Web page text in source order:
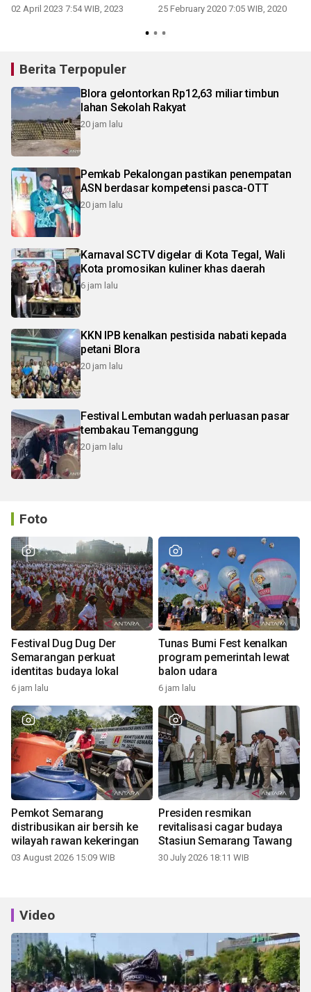
02 April 2023 7:54 WIB, 2023 25 February 2020 7:05 WIB, 2020
Berita Terpopuler
Blora gelontorkan Rp12,63 miliar timbun
lahan Sekolah Rakyat
20 jam lalu
Pemkab Pekalongan pastikan penempatan
ASN berdasar kompetensi pasca-OTT
20 jam lalu
Karnaval SCTV digelar di Kota Tegal, Wali
Kota promosikan kuliner khas daerah
6 jam lalu
KKN IPB kenalkan pestisida nabati kepada
petani Blora
20 jam lalu
Festival Lembutan wadah perluasan pasar
tembakau Temanggung
20 jam lalu
Foto
Festival Dug Dug Der
Semarangan perkuat
identitas budaya lokal
6 jam lalu
Tunas Bumi Fest kenalkan
program pemerintah lewat
balon udara
6 jam lalu
Pemkot Semarang
distribusikan air bersih ke
wilayah rawan kekeringan
03 August 2026 15:09 WIB
Presiden resmikan
revitalisasi cagar budaya
Stasiun Semarang Tawang
30 July 2026 18:11 WIB
Video